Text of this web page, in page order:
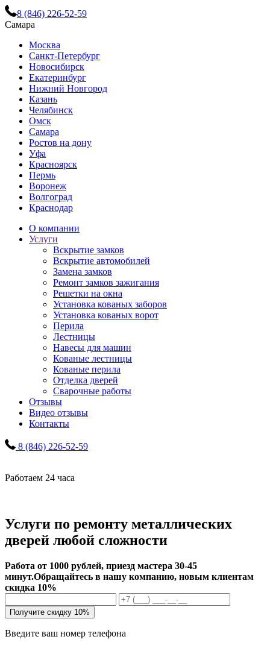
8 (846) 226-52-59
Самара
Москва
Санкт-Петербург
Новосибирск
Екатеринбург
Нижний Новгород
Казань
Челябинск
Омск
Самара
Ростов на дону
Уфа
Красноярск
Пермь
Воронеж
Волгоград
Краснодар
О компании
Услуги
Вскрытие замков
Вскрытие автомобилей
Замена замков
Ремонт замков зажигания
Решетки на окна
Установка кованых заборов
Установка кованых ворот
Перила
Лестницы
Навесы для машин
Кованые лестницы
Кованые перила
Отделка дверей
Сварочные работы
Отзывы
Видео отзывы
Контакты
8 (846) 226-52-59
Работаем 24 часа
Услуги по ремонту металлических
дверей любой сложности
Работа от 1000 рублей, приезд мастера 30-45
минут.Обращайтесь в нашу компанию, новым клиентам
скидка 10%
Получите скидку 10%
Введите ваш номер телефона